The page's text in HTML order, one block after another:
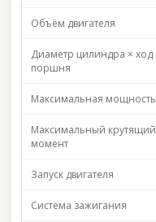
Объём двигателя
Диаметр цилиндра × ход
поршня
Максимальная мощность
Максимальный крутящий
момент
Запуск двигателя
Система зажигания